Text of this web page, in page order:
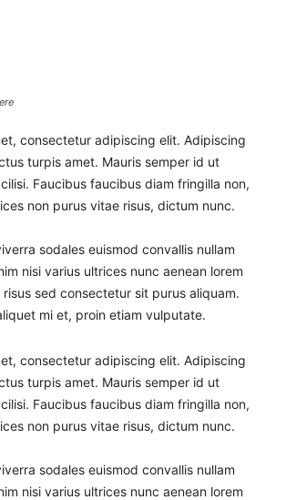
consectetur adipiscing elit. Adipiscing
turpis amet. Mauris semper id ut
Faucibus faucibus diam fringilla non,
non purus vitae risus, dictum nunc.
sodales euismod convallis nullam
nisi varius ultrices nunc aenean lorem
sed consectetur sit purus aliquam.
mi et, proin etiam vulputate.
consectetur adipiscing elit. Adipiscing
turpis amet. Mauris semper id ut
Faucibus faucibus diam fringilla non,
non purus vitae risus, dictum nunc.
sodales euismod convallis nullam
nisi varius ultrices nunc aenean lorem